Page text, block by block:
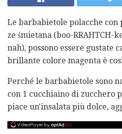
Le barbabietole polacche con
ze śmietana (boo-RRAHTCH-
nah), possono essere gustate
brillante colore magenta è
Perché le barbabietole sono
con 1 cucchiaino di zucchero
piace un'insalata più dolce,